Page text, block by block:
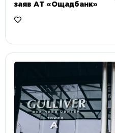
заяв АТ «Ощадбанк»